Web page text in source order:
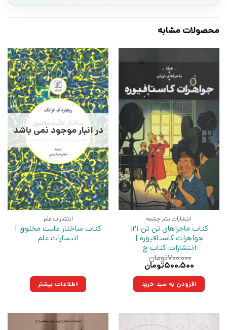
محصولات مشابه
انتشارات نشر چشمه
کتاب ماجراهای تن تن 21:
جواهرات کاستافیوره |
انتشارات کتاب چ
۷۰۰,۰۰۰تومان
قیمت
۷۰۰,۰۰۰تومان
بود.
۵۰۰,۵۰۰تومان
۵۰۰,۵۰۰تومان.افزودن به سبد خرید
در انبار موجود نمی باشد
انتشارات علم
کتاب ساختار علیت مخلوق |
انتشارات علم
اطلاعات بیشتر